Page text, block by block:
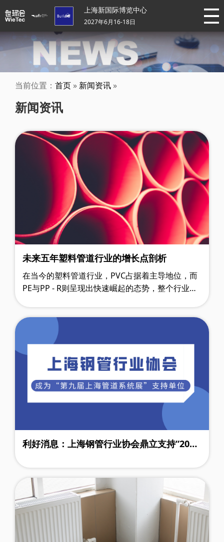
上海新国际博览中心
2027年6月16-18日
当前位置： 首页 » 新闻资讯 »
新闻资讯
未来五年塑料管道行业的增长点剖析
在当今的塑料管道行业，PVC占据着主导地位，而
PE与PP - R则呈现出快速崛起的态势，整个行业在
利好消息：上海钢管行业协会鼎立支持“2025